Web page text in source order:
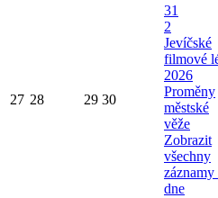
27 28 29 30
31
2
Jevíčské
filmové
2026
Proměny
městské
věže
Zobrazit
všechny
záznamy
dne